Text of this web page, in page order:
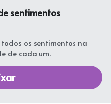
sentimentos
os sentimentos na
de cada um.